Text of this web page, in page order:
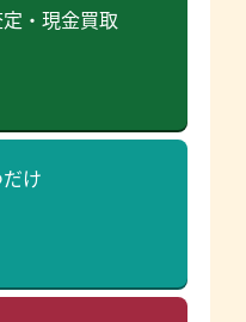
・現金買取
け